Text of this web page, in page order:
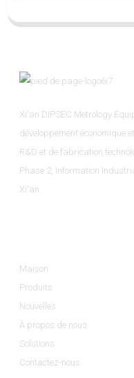
Xi'an DIPSEC Metrology
développement économique
R&D et de fabrication
Phase 2, Information
Xi'an.
Maison
Produits
Nouvelles
À propos de nous
Solutions
Contactez-nous